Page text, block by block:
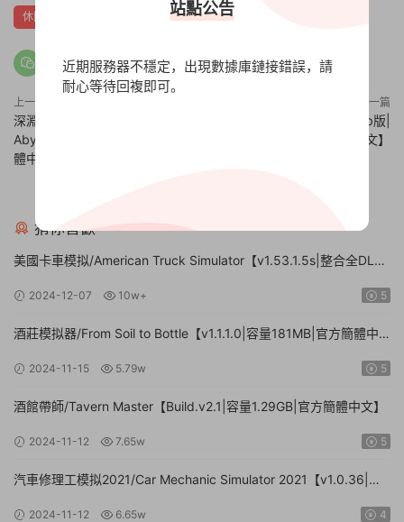
休閑 獨立
上一篇
深淵探索者/Explorers of the
Abyss【v1.01|容量1.4GB|官方簡
體中文】
下一篇
餐廳兄弟/Diner Bros【v1.29b版|
容量1.6GB|官方簡體中文】
猜你喜歡
美國卡車模拟/American Truck Simulator【v1.53.1.5s|整合全DLC|
2024-12-07 10w+ 5
酒莊模拟器/From Soil to Bottle【v1.1.1.0|容量181MB|官方簡體中
2024-11-15 5.79w 5
酒館帶師/Tavern Master【Build.v2.1|容量1.29GB|官方簡體中文】
2024-11-12 7.65w 5
汽車修理工模拟2021/Car Mechanic Simulator 2021【v1.0.36|集
2024-11-12 6.65w 4
站點公告
近期服務器不穩定，出現數據庫鏈接錯誤，請
耐心等待回複即可。